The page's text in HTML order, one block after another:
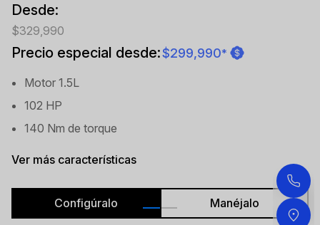
Desde:
$329,990
Precio especial desde:$299,990*
Motor 1.5L
102 HP
140 Nm de torque
Ver más características
Configúralo Manéjalo